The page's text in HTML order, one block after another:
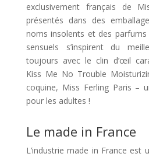
exclusivement français de
présentés dans des
noms insolents et des parfums
sensuels s’inspirent du
toujours avec le clin d’œil
Kiss Me No Trouble
coquine, Miss Ferling Paris –
pour les adultes !
Le made in France
L’industrie made in France est